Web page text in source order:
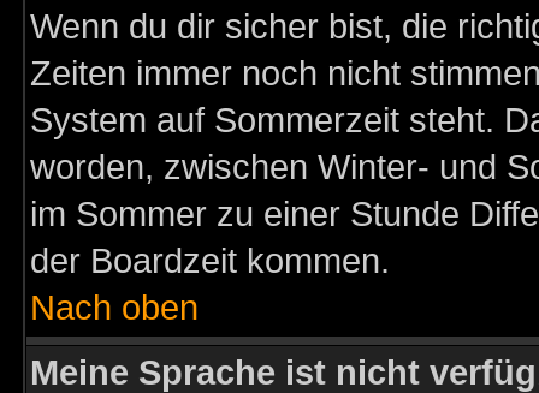
Wenn du dir sicher bist, die
Zeiten immer noch nicht
System auf Sommerzeit steht.
worden, zwischen Winter- und
im Sommer zu einer Stunde
der Boardzeit kommen.
Nach oben
Meine Sprache ist nicht